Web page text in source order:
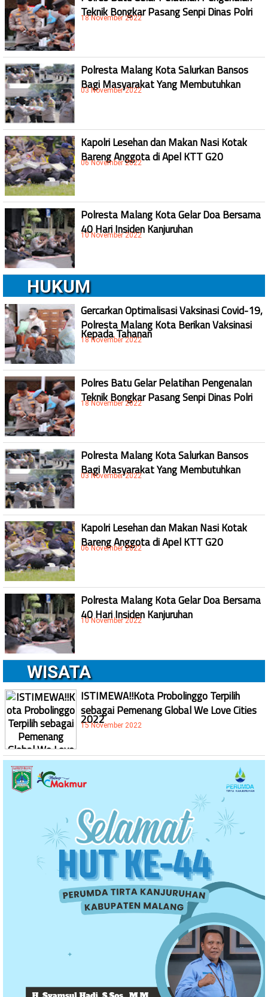
Teknik Bongkar Pasang Senpi Dinas Polri
18 November 2022
Polresta Malang Kota Salurkan Bansos
Bagi Masyarakat Yang Membutuhkan
03 November 2022
Kapolri Lesehan dan Makan Nasi Kotak
Bareng Anggota di Apel KTT G20
06 November 2022
Polresta Malang Kota Gelar Doa Bersama
40 Hari Insiden Kanjuruhan
10 November 2022
HUKUM
Gercarkan Optimalisasi Vaksinasi Covid-19,
Polresta Malang Kota Berikan Vaksinasi
Kepada Tahanan
18 November 2022
Polres Batu Gelar Pelatihan Pengenalan
Teknik Bongkar Pasang Senpi Dinas Polri
18 November 2022
Polresta Malang Kota Salurkan Bansos
Bagi Masyarakat Yang Membutuhkan
03 November 2022
Kapolri Lesehan dan Makan Nasi Kotak
Bareng Anggota di Apel KTT G20
06 November 2022
Polresta Malang Kota Gelar Doa Bersama
40 Hari Insiden Kanjuruhan
10 November 2022
WISATA
ISTIMEWA!!Kota Probolinggo Terpilih
sebagai Pemenang Global We Love Cities
2022
15 November 2022